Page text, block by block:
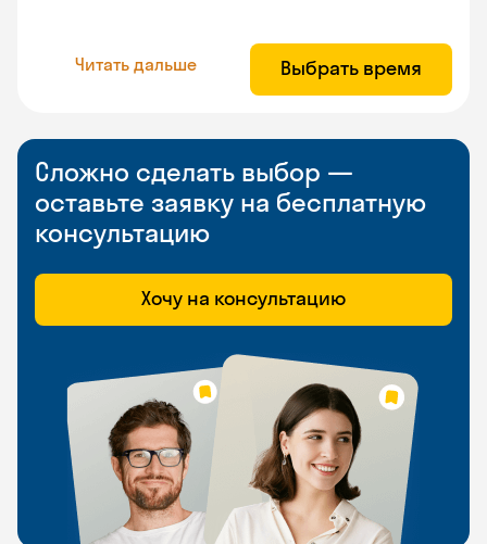
Читать дальше Выбрать время
Сложно сделать выбор —
оставьте заявку на бесплатную
консультацию
Хочу на консультацию